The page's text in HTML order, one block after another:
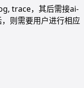
trace，其后需接ai-
则需要用户进行相应